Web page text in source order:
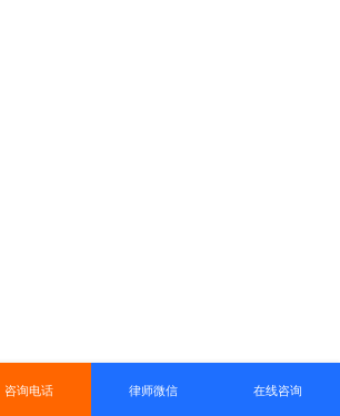
咨询电话 律师微信 在线咨询